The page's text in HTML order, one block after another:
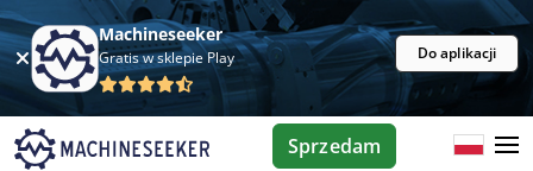
Machineseeker
Gratis w sklepie Play Do aplikacji
Sprzedam